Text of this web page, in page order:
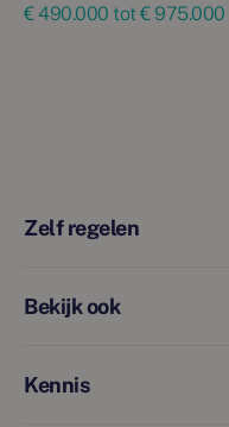
€ 490.000 tot € 975.000
Zelf regelen
Bekijk ook
Kennis